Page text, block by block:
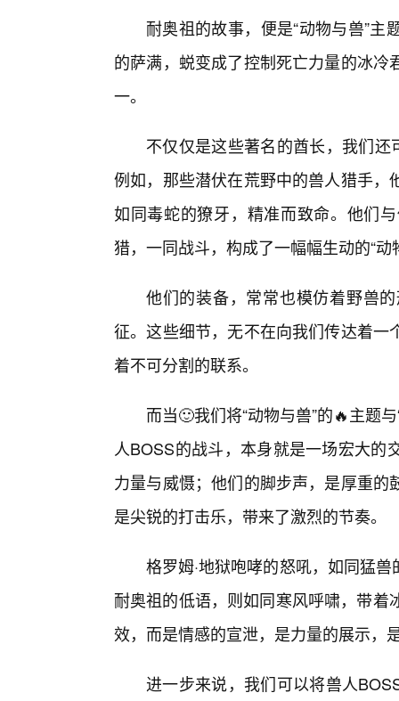
耐奥祖的故事，便是“动物与兽”
的萨满，蜕变成了控制死亡力量的冰
一。
不仅仅是这些著名的酋长，我们
例如，那些潜伏在荒野中的兽人猎手
如同毒蛇的獠牙，精准而致命。他们
猎，一同战斗，构成了一幅幅生动的“动
他们的装备，常常也模仿着野兽
征。这些细节，无不在向我们传达着
着不可分割的联系。
而当🙂我们将“动物与兽”的🔥主题
人BOSS的战斗，本身就是一场宏大的
力量与威慑；他们的脚步声，是厚重
是尖锐的打击乐，带来了激烈的节奏。
格罗姆·地狱咆哮的怒吼，如同猛
耐奥祖的低语，则如同寒风呼啸，带
效，而是情感的宣泄，是力量的展示，
进一步来说，我们可以将兽人